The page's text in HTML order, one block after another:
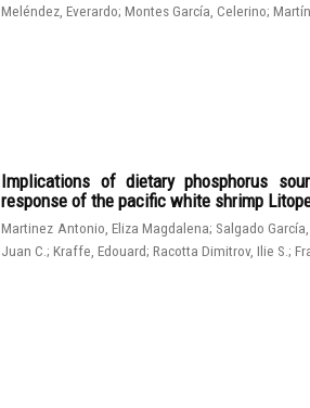
Meléndez, Everardo;Montes García, Celerino;
Implications of dietary phosphorus
response of the pacific white shrimp
Martinez Antonio, Eliza Magdalena; Salgado
Juan C.;Kraffe, Edouard;Racotta Dimitrov, Ilie S.;